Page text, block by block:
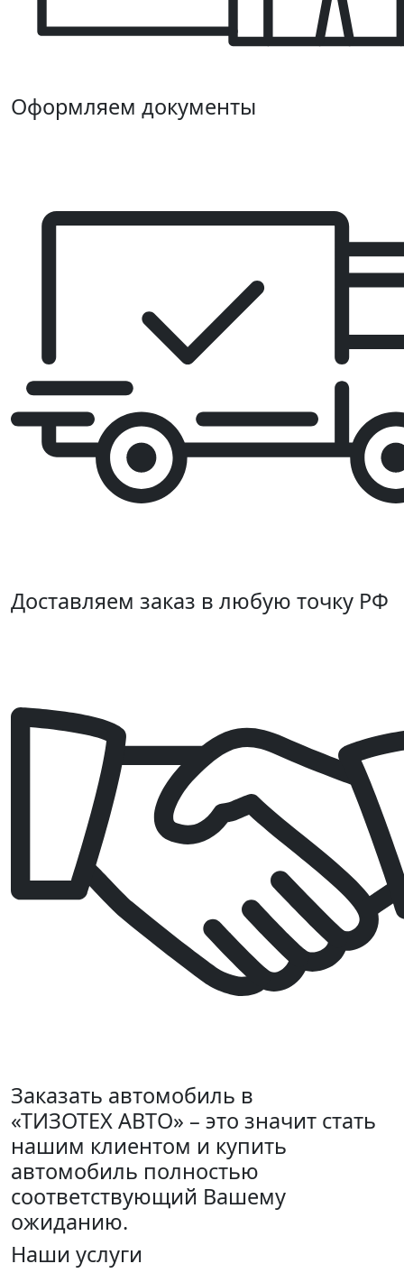
Оформляем документы
Доставляем заказ в любую точку РФ
Заказать автомобиль в
«ТИЗОТЕХ АВТО» – это значит стать
нашим клиентом и купить
автомобиль полностью
соответствующий Вашему
ожиданию.
Наши услуги